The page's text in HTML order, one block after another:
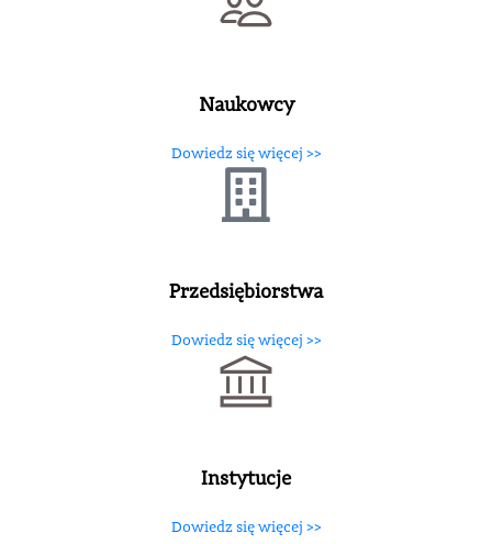
Naukowcy
Dowiedz się więcej >>
Przedsiębiorstwa
Dowiedz się więcej >>
Instytucje
Dowiedz się więcej >>